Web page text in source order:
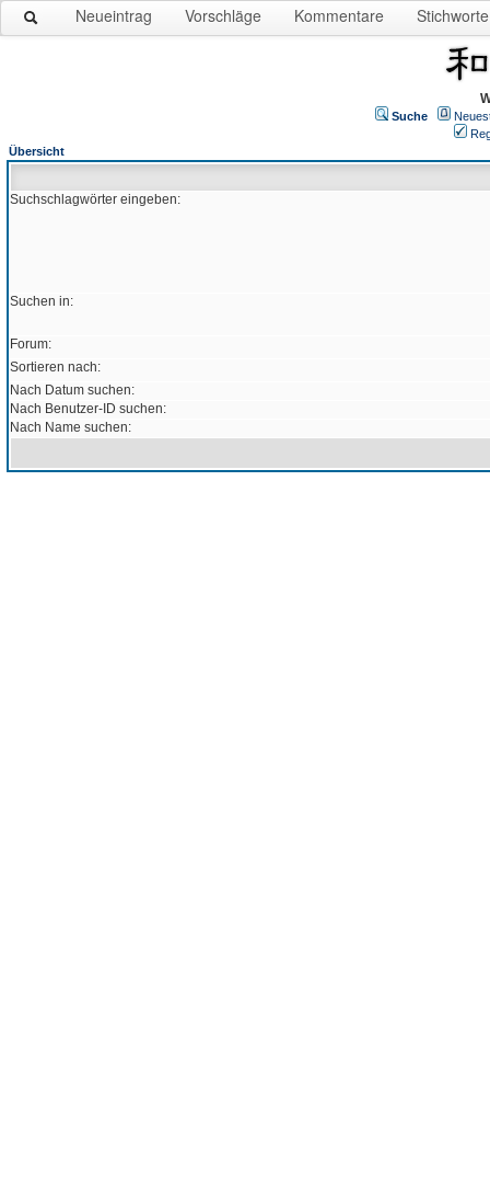
Neueintrag Vorschläge Kommentare Stichworte
Suche
Übersicht
Suchschlagwörter eingeben:
Suchen in:
Forum:
Sortieren nach:
Nach Datum suchen:
Nach Benutzer-ID suchen:
Nach Name suchen: